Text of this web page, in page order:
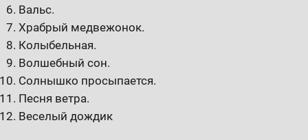
Вальс.
Храбрый медвежонок.
Колыбельная.
Волшебный сон.
Солнышко просыпается.
Песня ветра.
Веселый дождик